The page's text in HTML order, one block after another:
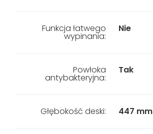
Funkcja łatwego
wypinania:
Nie
Powłoka
antybakteryjna:
Tak
Głębokość deski: 447 mm